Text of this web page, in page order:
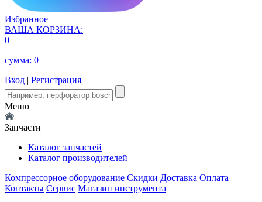
Избранное
ВАША КОРЗИНА:
0
сумма: 0
Вход | Регистрация
Меню
Запчасти
Каталог запчастей
Каталог производителей
Компрессорное оборудование Скидки Доставка Оплата
Контакты Сервис Магазин инструмента